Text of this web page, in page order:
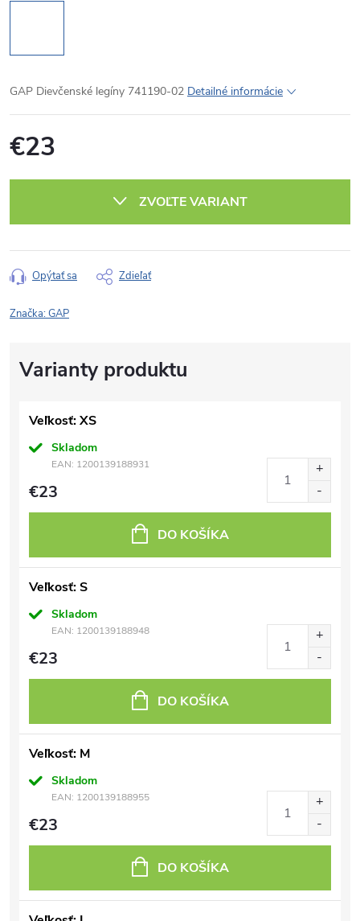
GAP Dievčenské legíny 741190-02 Detailné informácie
€23
ZVOĽTE VARIANT
Opýtať sa Zdieľať
Značka:GAP
Veľkosť: XS
Skladom
EAN: 1200139188931
€23
DO KOŠÍKA
Veľkosť: S
Skladom
EAN: 1200139188948
€23
DO KOŠÍKA
Veľkosť: M
Skladom
EAN: 1200139188955
€23
DO KOŠÍKA